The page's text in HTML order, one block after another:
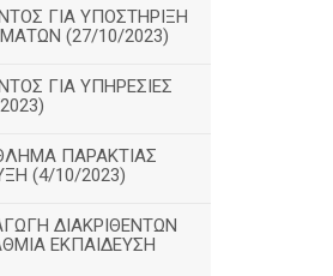
ΓΙΑ ΥΠΟΣΤΗΡΙΞΗ
(27/10/2023)
ΓΙΑ ΥΠΗΡΕΣΙΕΣ
ΠΑΡΑΚΤΙΑΣ
(4/10/2023)
ΔΙΑΚΡΙΘΕΝΤΩΝ
ΕΚΠΑΙΔΕΥΣΗ